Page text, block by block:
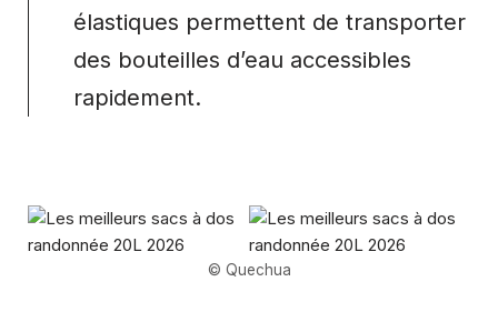
élastiques permettent de transporter
des bouteilles d’eau accessibles
rapidement.
© Quechua